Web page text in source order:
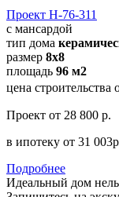
Проект Н-76-311
с мансардой
тип дома
размер 8x8
площадь 96 м2
цена строительства
Проект от 28 800 р.
в ипотеку от 31
Подробнее
Идеальный дом